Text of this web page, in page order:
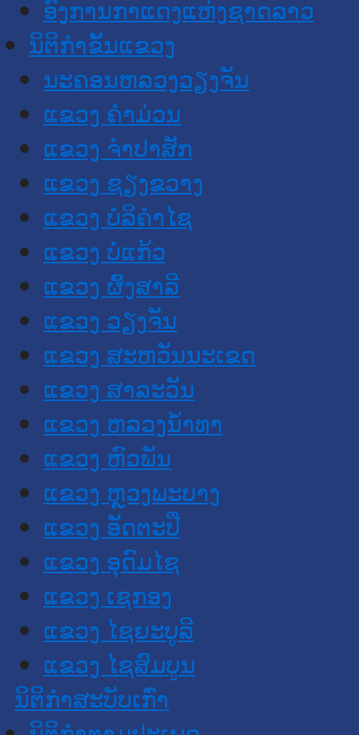
ອົງການກາແດງແຫ່ງຊາດລາວ
ນິຕິກໍາຂັ້ນແຂວງ
ນະ​ຄອນ​ຫລວງວຽງຈັນ
ແຂວງ ຄໍາມ່ວນ
ແຂວງ ຈໍາປາສັກ
ແຂວງ ຊຽງຂວາງ
ແຂວງ ບໍລິຄໍາໄຊ
ແຂວງ ບໍ່ແກ້ວ
ແຂວງ ຜົ້ງສາລີ
ແຂວງ ວຽງຈັນ
ແຂວງ ສະຫວັນນະເຂດ
ແຂວງ ສາລະວັນ
ແຂວງ ຫລວງນໍ້າທາ
ແຂວງ ຫົວພັນ
ແຂວງ ຫຼວງພະບາງ
ແຂວງ ອັດຕະປື
ແຂວງ ອຸດົມໄຊ
ແຂວງ ເຊກອງ
ແຂວງ ໄຊຍະບູລີ
ແຂວງ ໄຊສົມບູນ
ນິຕິກໍາສະບັບເກົ່າ